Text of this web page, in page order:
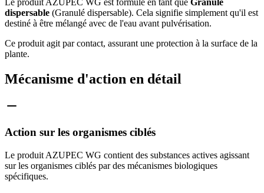
dispersable (Granulé dispersable). Cela signifie simplement qu'il est
destiné à être mélangé avec de l'eau avant pulvérisation.
Ce produit agit par contact, assurant une protection à la surface de la
plante.
Mécanisme d'action en détail
Action sur les organismes ciblés
Le produit AZUPEC WG contient des substances actives agissant
sur les organismes ciblés par des mécanismes biologiques
spécifiques.